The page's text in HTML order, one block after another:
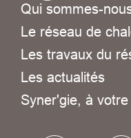
Qui sommes-
Le réseau de
Les travaux du
Les actualités
Syner'gie, à